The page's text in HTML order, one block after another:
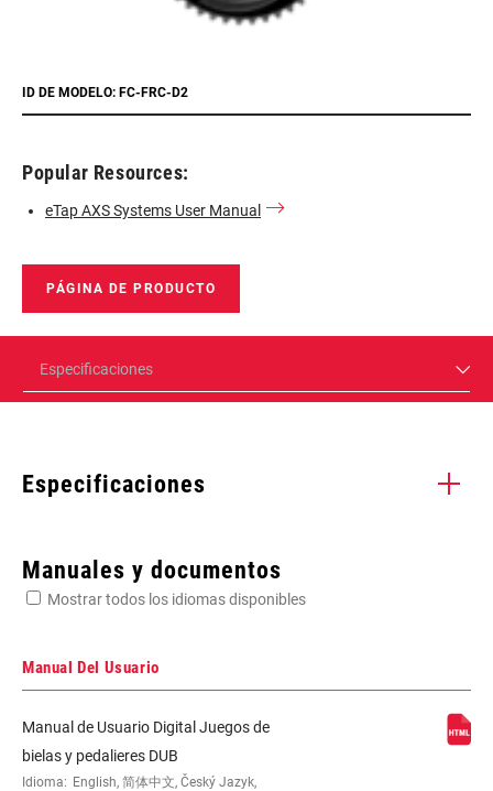
ID DE MODELO: FC-FRC-D2
Popular Resources:
eTap AXS Systems User Manual
PÁGINA DE PRODUCTO
Especificaciones
Especificaciones
CHAINRING
OFFSET
0mm
Manuales y documentos
Mostrar todos los idiomas disponibles
Manual Del Usuario
Manual de Usuario Digital Juegos de
bielas y pedalieres DUB
Idioma: English, 简体中文, Český Jazyk,